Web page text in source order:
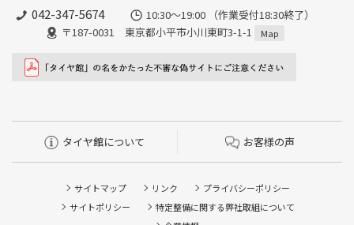
042-347-5674
10:30～19:00 （作業受付18:30終了）
〒187-0031 東京都小平市小川東町3-1-1
Map
タイヤ館について お客様の声
サイトマップ リンク
プライバシーポリシー
サイトポリシー
特定整備に関する弊社取組について